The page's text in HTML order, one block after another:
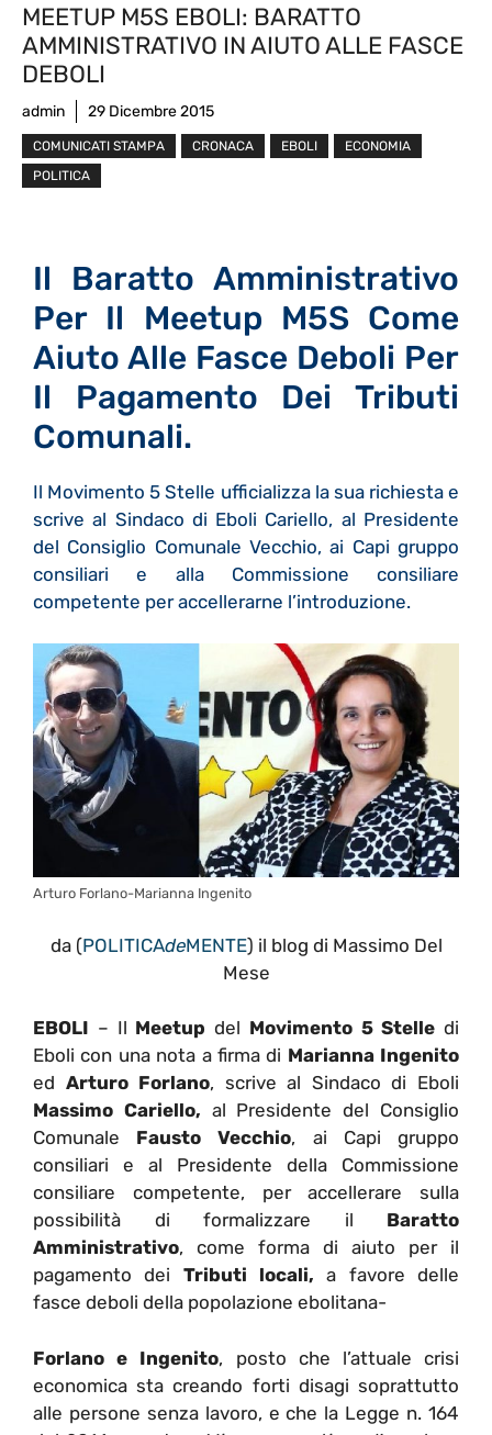
MEETUP M5S EBOLI: BARATTO
AMMINISTRATIVO IN AIUTO ALLE FASCE
DEBOLI
admin 29 Dicembre 2015
COMUNICATI STAMPA CRONACA EBOLI
ECONOMIA
POLITICA
Il Baratto Amministrativo
Per Il Meetup M5S Come
Aiuto Alle Fasce Deboli Per
Il Pagamento Dei Tributi
Comunali.
Il Movimento 5 Stelle ufficializza la sua richiesta e
scrive al Sindaco di Eboli Cariello, al Presidente
del Consiglio Comunale Vecchio, ai Capi gruppo
consiliari e alla Commissione consiliare
competente per accellerarne l’introduzione.
Arturo Forlano-Marianna Ingenito
da (POLITICAdeMENTE) il blog di Massimo Del
Mese
EBOLI – Il Meetup del Movimento 5 Stelle di
Eboli con una nota a firma di Marianna Ingenito
ed Arturo Forlano, scrive al Sindaco di Eboli
Massimo Cariello, al Presidente del Consiglio
Comunale Fausto Vecchio, ai Capi gruppo
consiliari e al Presidente della Commissione
consiliare competente, per accellerare sulla
possibilità di formalizzare il Baratto
Amministrativo, come forma di aiuto per il
pagamento dei Tributi locali, a favore delle
fasce deboli della popolazione ebolitana-
Forlano e Ingenito, posto che l’attuale crisi
economica sta creando forti disagi soprattutto
alle persone senza lavoro, e che la Legge n. 164